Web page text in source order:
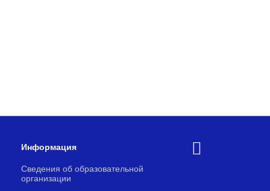
Информация
Сведения об образовательной
организации